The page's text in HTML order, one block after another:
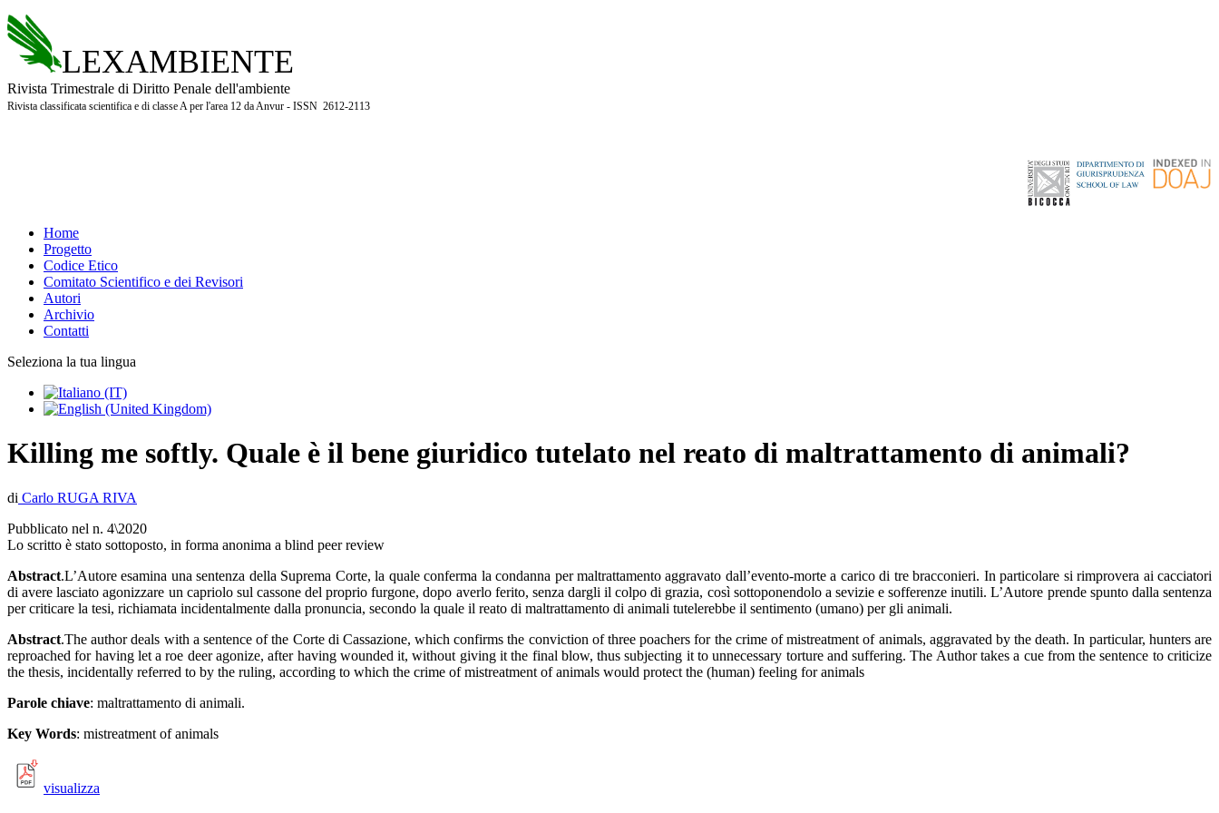
LEXAMBIENTE
Rivista Trimestrale di Diritto Penale dell'ambiente
Rivista classificata scientifica e di classe A per l'area 12 da Anvur - ISSN 2612-2113
Home
Progetto
Codice Etico
Comitato Scientifico e dei Revisori
Autori
Archivio
Contatti
Seleziona la tua lingua
Killing me softly. Quale è il bene giuridico tutelato nel reato di maltrattamento di animali?
di Carlo RUGA RIVA
Pubblicato nel n. 4\2020
Lo scritto è stato sottoposto, in forma anonima a blind peer review
Abstract.L’Autore esamina una sentenza della Suprema Corte, la quale conferma la condanna per maltrattamento aggravato dall’evento-morte a carico di tre bracconieri. In particolare si rimprovera ai cacciatori
di avere lasciato agonizzare un capriolo sul cassone del proprio furgone, dopo averlo ferito, senza dargli il colpo di grazia, così sottoponendolo a sevizie e sofferenze inutili. L’Autore prende spunto dalla sentenza
per criticare la tesi, richiamata incidentalmente dalla pronuncia, secondo la quale il reato di maltrattamento di animali tutelerebbe il sentimento (umano) per gli animali.
Abstract.The author deals with a sentence of the Corte di Cassazione, which confirms the conviction of three poachers for the crime of mistreatment of animals, aggravated by the death. In particular, hunters are
reproached for having let a roe deer agonize, after having wounded it, without giving it the final blow, thus subjecting it to unnecessary torture and suffering. The Author takes a cue from the sentence to criticize
the thesis, incidentally referred to by the ruling, according to which the crime of mistreatment of animals would protect the (human) feeling for animals
Parole chiave: maltrattamento di animali.
Key Words: mistreatment of animals
visualizza